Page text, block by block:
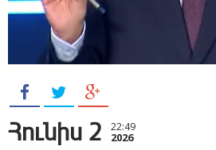
Հունիս 2 22:49
2026